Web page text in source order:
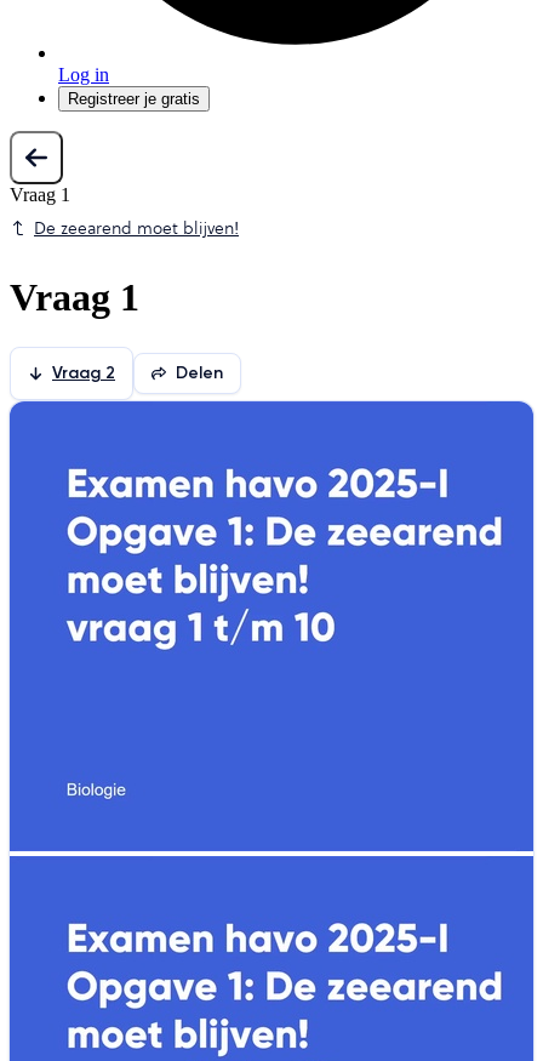
Log in
Registreer je gratis
Vraag 1
De zeearend moet blijven!
Vraag 1
Vraag 2 Delen